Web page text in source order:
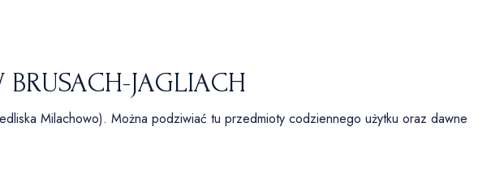
JAGLIACH
Milachowo). Można podziwiać tu przedmioty codziennego użytku oraz dawne